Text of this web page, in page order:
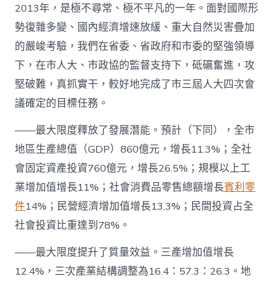
(全
文)_
中
國
發
展
門
－
國
家
發
展
門
戶〉
中
2013年，是極不尋常、極不平凡的一年。面對國際形
勢復雜多變、國內經濟增速放緩、重大自然災害疊加
的嚴峻考驗，我們在省委、省政府和市委的堅強領導
下，在市人大、市政協的監督支持下，砥礪奮進，攻
堅破難，真抓實干，較好地完成了市三屆人大四次會
議確定的目標任務。
——最大限度釋放了發展潛能。預計（下同），全市
地區生產總值（GDP）860億元，增長11.3%；全社
會固定資產投資760億元，增長26.5%；規模以上工
業增加值增長11%；社會消費品零售總額增長賓利零
件14%；民營經濟增加值增長13.3%；民間投資占全
社會投資比重達到78%。
——最大限度提升了質量效益。三產增加值增長
12.4%，三次產業結構調整為16.4：57.3：26.3。地